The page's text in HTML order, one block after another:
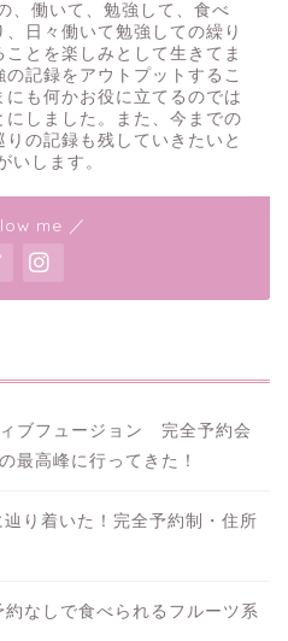
、働いて、勉強して、食べ
日々働いて勉強しての繰り
とを楽しみとして生きてま
記録をアウトプットするこ
も何かお役に立てるのでは
しました。また、今までの
の記録も残していきたいと
いします。
me ／
ィブフュージョン 完全予約会
最高峰に行ってきた！
辿り着いた！完全予約制・住所
約なしで食べられるフルーツ系